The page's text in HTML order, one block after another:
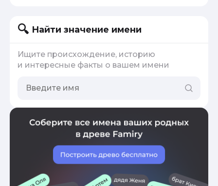
Найти значение имени
Ищите происхождение, историю
и интересные факты о вашем имени